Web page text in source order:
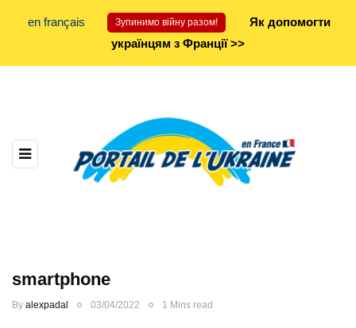
en français Зупинимо війну разом!
Як допомогти
українцям з Франції >>
smartphone
By alexpadal 03/04/2022 1 Mins read